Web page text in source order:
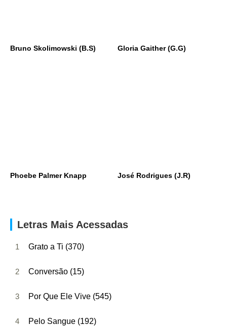
Bruno Skolimowski (B.S) Gloria Gaither (G.G)
Phoebe Palmer Knapp José Rodrigues (J.R)
Letras Mais Acessadas
1 Grato a Ti (370)
2 Conversão (15)
3 Por Que Ele Vive (545)
4 Pelo Sangue (192)